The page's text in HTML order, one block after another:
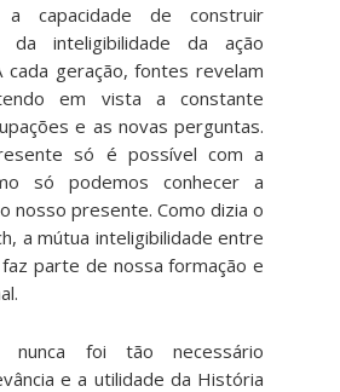
a capacidade de construir
da inteligibilidade da ação
cada geração, fontes revelam
em vista a constante
e as novas perguntas.
só é possível com a
só podemos conhecer a
nosso presente. Como dizia o
a mútua inteligibilidade entre
parte de nossa formação e
nunca foi tão necessário
e a utilidade da História